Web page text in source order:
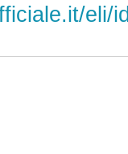
eli/